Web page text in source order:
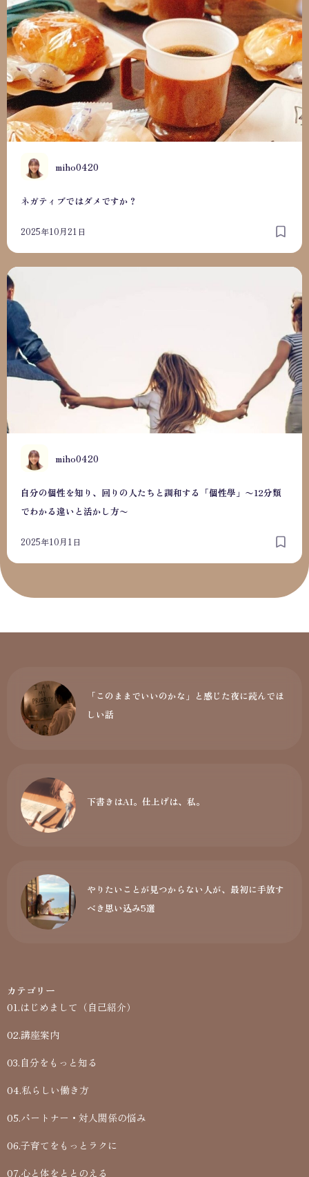
M miho0420
ネガティブではダメですか？
2025年10月21日
M miho0420
自分の個性を知り、回りの人たちと調和する「個性學」〜12分類
でわかる違いと活かし方〜
2025年10月1日
自分の個性を知り、回りの人たちと調和する「個性學」〜
「このままでいいのかな」と感じた夜に読んでほ
しい話
下書きはAI。仕上げは、私。
やりたいことが見つからない人が、最初に手放す
べき思い込み5選
カテゴリー
01.はじめまして（自己紹介）
02.講座案内
03.自分をもっと知る
04.私らしい働き方
05.パートナー・対人関係の悩み
06.子育てをもっとラクに
07.心と体をととのえる